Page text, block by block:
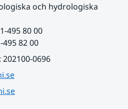
och hydrologiska
495 80 00
82 00
0696